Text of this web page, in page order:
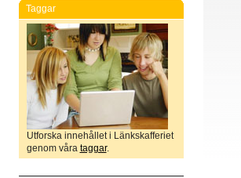
Taggar
Utforska innehållet i Länkskafferiet
genom våra taggar.